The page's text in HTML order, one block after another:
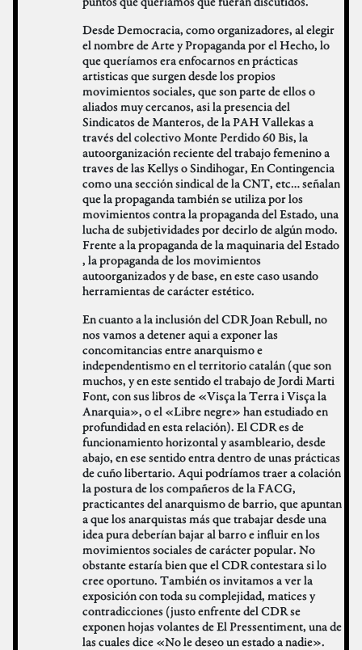
Desde Democracia, como organizadores, al elegir
el nombre de Arte y Propaganda por el Hecho, lo
que queríamos era enfocarnos en prácticas
artisticas que surgen desde los propios
movimientos sociales, que son parte de ellos o
aliados muy cercanos, asi la presencia del
Sindicatos de Manteros, de la PAH Vallekas a
través del colectivo Monte Perdido 60 Bis, la
autoorganización reciente del trabajo femenino a
traves de las Kellys o Sindihogar, En Contingencia
como una sección sindical de la CNT, etc… señalan
que la propaganda también se utiliza por los
movimientos contra la propaganda del Estado, una
lucha de subjetividades por decirlo de algún modo.
Frente a la propaganda de la maquinaria del Estado
, la propaganda de los movimientos
autoorganizados y de base, en este caso usando
herramientas de carácter estético.
En cuanto a la inclusión del CDR Joan Rebull, no
nos vamos a detener aqui a exponer las
concomitancias entre anarquismo e
independentismo en el territorio catalán (que son
muchos, y en este sentido el trabajo de Jordi Marti
Font, con sus libros de «Visça la Terra i Visça la
Anarquia», o el «Libre negre» han estudiado en
profundidad en esta relación). El CDR es de
funcionamiento horizontal y asambleario, desde
abajo, en ese sentido entra dentro de unas prácticas
de cuño libertario. Aqui podríamos traer a colación
la postura de los compañeros de la FACG,
practicantes del anarquismo de barrio, que apuntan
a que los anarquistas más que trabajar desde una
idea pura deberían bajar al barro e influir en los
movimientos sociales de carácter popular. No
obstante estaría bien que el CDR contestara si lo
cree oportuno. También os invitamos a ver la
exposición con toda su complejidad, matices y
contradicciones (justo enfrente del CDR se
exponen hojas volantes de El Pressentiment, una de
las cuales dice «No le deseo un estado a nadie».